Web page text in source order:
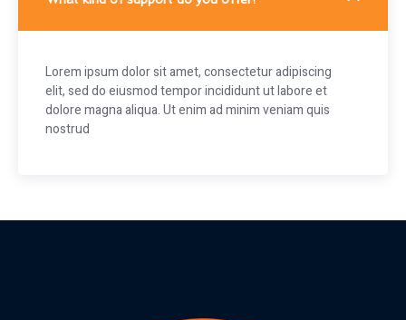
Lorem ipsum dolor sit amet, consectetur adipiscing
elit, sed do eiusmod tempor incididunt ut labore et
dolore magna aliqua. Ut enim ad minim veniam quis
nostrud